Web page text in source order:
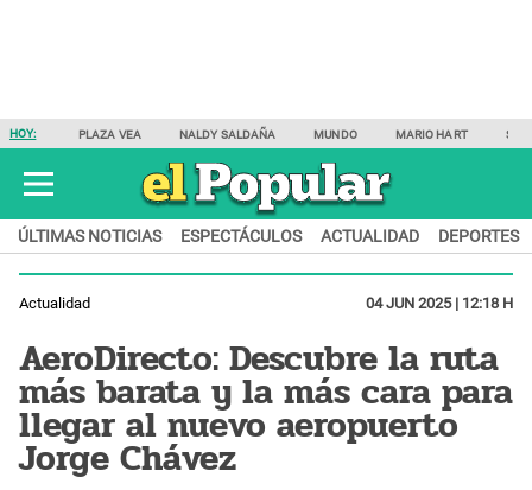
HOY: PLAZA VEA NALDY SALDAÑA MUNDO MARIO HART
ÚLTIMAS NOTICIAS ESPECTÁCULOS ACTUALIDAD DEPORTES
Actualidad 04 JUN 2025 | 12:18 H
AeroDirecto: Descubre la ruta
más barata y la más cara para
llegar al nuevo aeropuerto
Jorge Chávez